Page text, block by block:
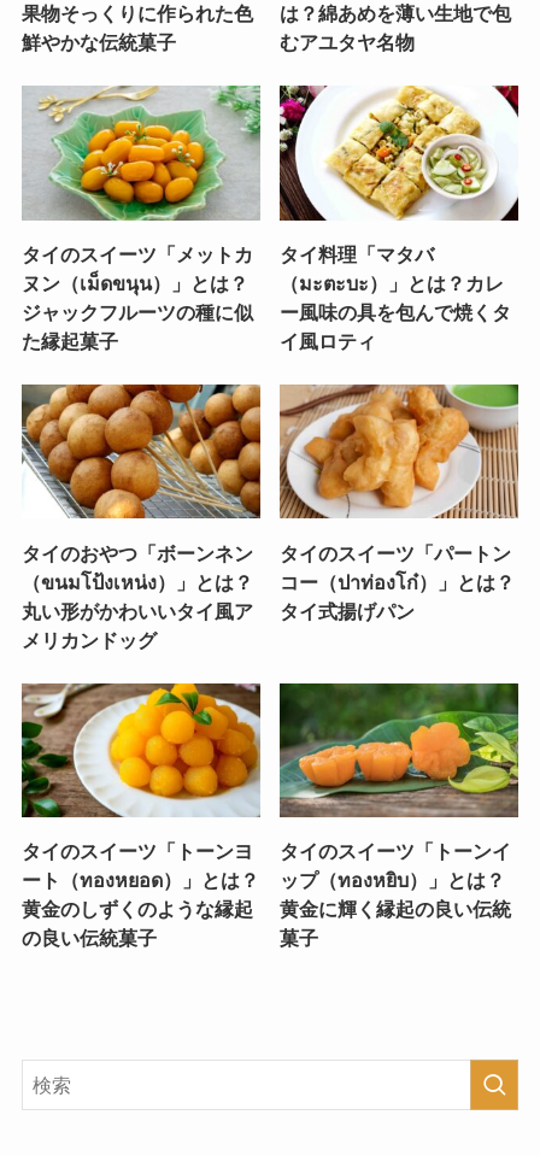
果物そっくりに作られた色
鮮やかな伝統菓子
は？綿あめを薄い生地で包
むアユタヤ名物
タイのスイーツ「メットカ
ヌン（เม็ดขนุน）」とは？
ジャックフルーツの種に似
た縁起菓子
タイ料理「マタバ
（มะตะบะ）」とは？カレ
ー風味の具を包んで焼くタ
イ風ロティ
タイのおやつ「ボーンネン
（ขนมโป้งเหน่ง）」とは？
丸い形がかわいいタイ風ア
メリカンドッグ
タイのスイーツ「パートン
コー（ปาท่องโก๋）」とは？
タイ式揚げパン
タイのスイーツ「トーンヨ
ート（ทองหยอด）」とは？
黄金のしずくのような縁起
の良い伝統菓子
タイのスイーツ「トーンイ
ップ（ทองหยิบ）」とは？
黄金に輝く縁起の良い伝統
菓子